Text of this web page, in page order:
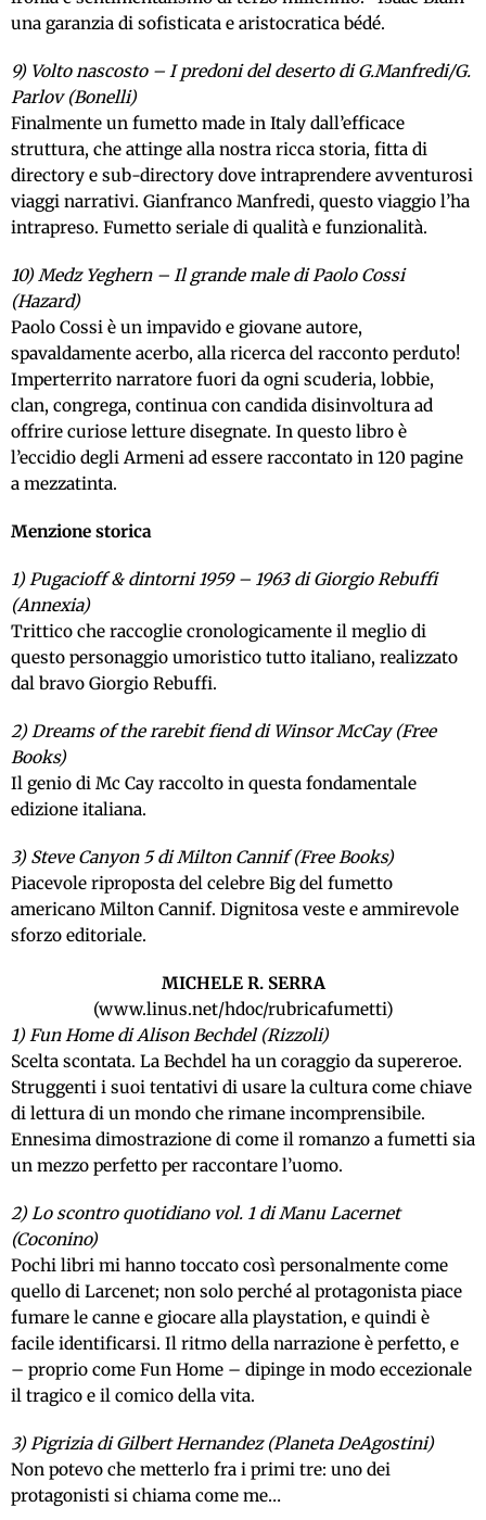
una garanzia di sofisticata e aristocratica bédé.
9) Volto nascosto – I predoni del deserto di G.Manfredi/G.
Parlov (Bonelli)
Finalmente un fumetto made in Italy dall’efficace
struttura, che attinge alla nostra ricca storia, fitta di
directory e sub-directory dove intraprendere avventurosi
viaggi narrativi. Gianfranco Manfredi, questo viaggio l’ha
intrapreso. Fumetto seriale di qualità e funzionalità.
10) Medz Yeghern – Il grande male di Paolo Cossi
(Hazard)
Paolo Cossi è un impavido e giovane autore,
spavaldamente acerbo, alla ricerca del racconto perduto!
Imperterrito narratore fuori da ogni scuderia, lobbie,
clan, congrega, continua con candida disinvoltura ad
offrire curiose letture disegnate. In questo libro è
l’eccidio degli Armeni ad essere raccontato in 120 pagine
a mezzatinta.
Menzione storica
1) Pugacioff & dintorni 1959 – 1963 di Giorgio Rebuffi
(Annexia)
Trittico che raccoglie cronologicamente il meglio di
questo personaggio umoristico tutto italiano, realizzato
dal bravo Giorgio Rebuffi.
2) Dreams of the rarebit fiend di Winsor McCay (Free
Books)
Il genio di Mc Cay raccolto in questa fondamentale
edizione italiana.
3) Steve Canyon 5 di Milton Cannif (Free Books)
Piacevole riproposta del celebre Big del fumetto
americano Milton Cannif. Dignitosa veste e ammirevole
sforzo editoriale.
MICHELE R. SERRA
(www.linus.net/hdoc/rubricafumetti)
1) Fun Home di Alison Bechdel (Rizzoli)
Scelta scontata. La Bechdel ha un coraggio da supereroe.
Struggenti i suoi tentativi di usare la cultura come chiave
di lettura di un mondo che rimane incomprensibile.
Ennesima dimostrazione di come il romanzo a fumetti sia
un mezzo perfetto per raccontare l’uomo.
2) Lo scontro quotidiano vol. 1 di Manu Lacernet
(Coconino)
Pochi libri mi hanno toccato così personalmente come
quello di Larcenet; non solo perché al protagonista piace
fumare le canne e giocare alla playstation, e quindi è
facile identificarsi. Il ritmo della narrazione è perfetto, e
– proprio come Fun Home – dipinge in modo eccezionale
il tragico e il comico della vita.
3) Pigrizia di Gilbert Hernandez (Planeta DeAgostini)
Non potevo che metterlo fra i primi tre: uno dei
protagonisti si chiama come me…